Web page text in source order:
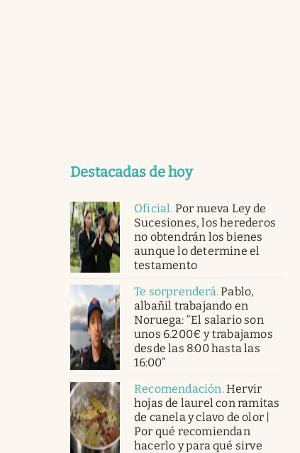
Destacadas de hoy
Oficial. Por nueva Ley de
Sucesiones, los herederos
no obtendrán los bienes
aunque lo determine el
testamento
Te sorprenderá.Pablo,
albañil trabajando en
Noruega: “El salario son
unos 6.200€ y trabajamos
desde las 8:00 hasta las
16:00”
Recomendación.Hervir
hojas de laurel con ramitas
de canela y clavo de olor |
Por qué recomiendan
hacerlo y para qué sirve